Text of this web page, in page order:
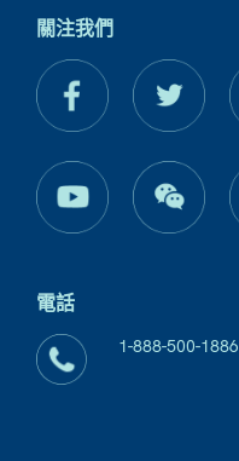
關注我們
電話
1-888-500-1886